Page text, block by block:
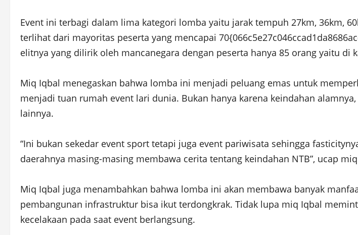
Event ini terbagi dalam lima kategori lomba yaitu jarak tempuh 27km, 36km,
terlihat dari mayoritas peserta yang mencapai
elitnya yang dilirik oleh mancanegara dengan peserta hanya 85 orang yaitu
Miq Iqbal menegaskan bahwa lomba ini menjadi peluang emas untuk
menjadi tuan rumah event lari dunia. Bukan hanya karena keindahan
lainnya.
“Ini bukan sekedar event sport tetapi juga event pariwisata sehingga
daerahnya masing-masing membawa cerita tentang keindahan NTB”, ucap
Miq Iqbal juga menambahkan bahwa lomba ini akan membawa banyak
pembangunan infrastruktur bisa ikut terdongkrak. Tidak lupa miq Iqbal
kecelakaan pada saat event berlangsung.